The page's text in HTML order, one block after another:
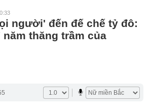
người' đến đế chế tỷ đô:
năm thăng trầm của